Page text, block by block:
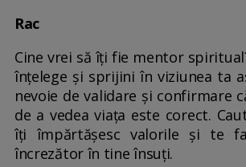
Rac
Cine vrei să îți fie mentor
înțelege și sprijini în viziunea ta
nevoie de validare și confirmare
de a vedea viața este corect.
îți împărtășesc valorile și te
încrezător în tine însuți.